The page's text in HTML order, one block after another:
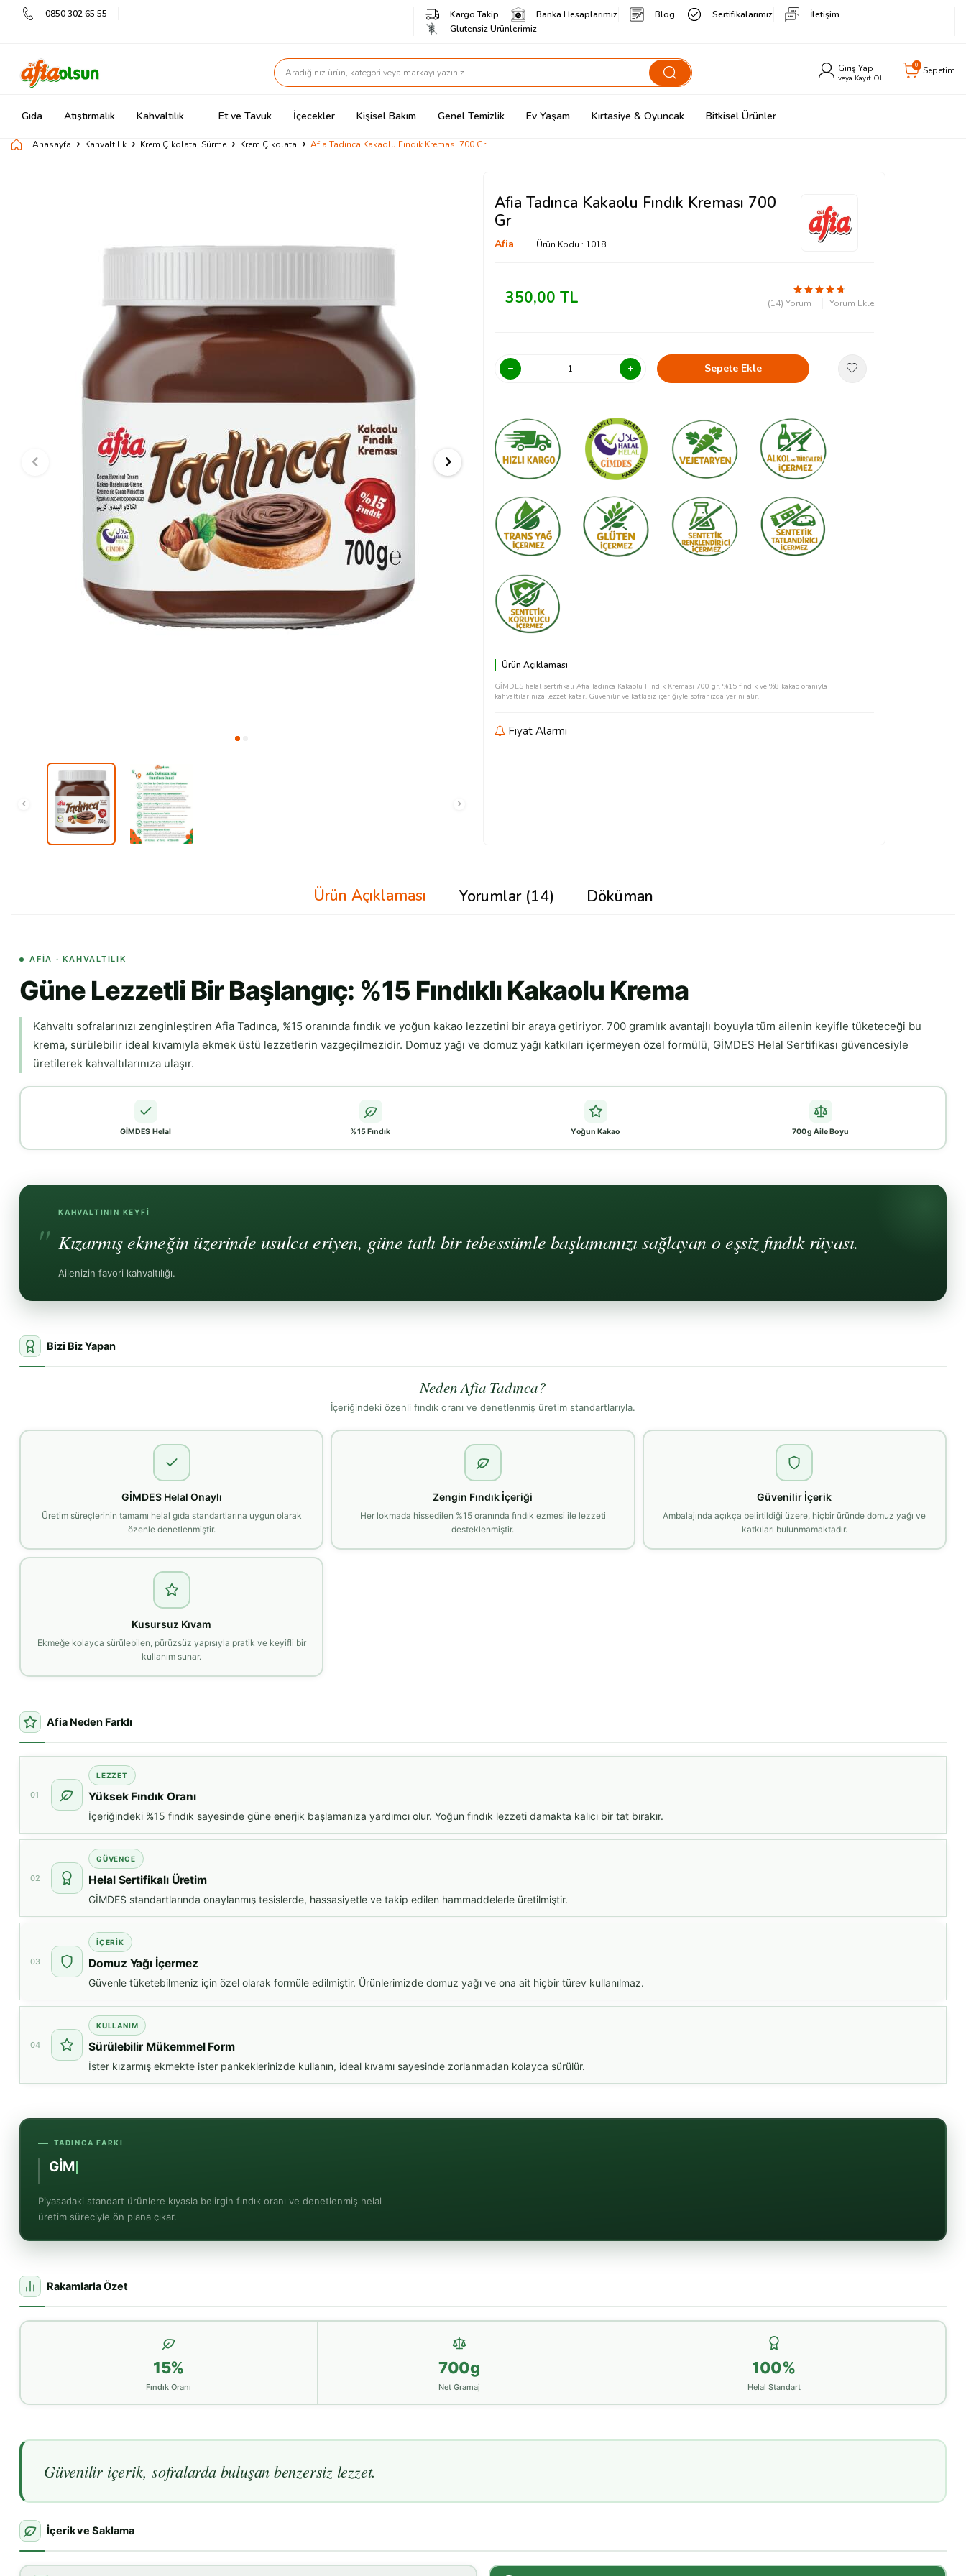
0850 302 65 55 Kargo Takip Banka Hesaplarımız Blog Sertifikalarımız
İletişim
Glutensiz Ürünlerimiz
Giriş Yap
veya Kayıt Ol
0 Sepetim
Gıda Atıştırmalık Kahvaltılık Et ve Tavuk İçecekler Kişisel Bakım Genel Temizlik Ev Yaşam Kırtasiye & Oyuncak Bitkisel Ürünler
Anasayfa Kahvaltılık Krem Çikolata, Sürme Krem Çikolata Afia Tadınca Kakaolu Fındık Kreması 700 Gr
Afia Tadınca Kakaolu Fındık Kreması 700
Gr
Afia Ürün Kodu : 1018
350,00 TL (14) Yorum Yorum Ekle
Sepete Ekle
Ürün Açıklaması
GİMDES helal sertifikalı Afia Tadınca Kakaolu Fındık Kreması 700 gr, %15 fındık ve %8 kakao oranıyla
kahvaltılarınıza lezzet katar. Güvenilir ve katkısız içeriğiyle sofranızda yerini alır.
Fiyat Alarmı
Ürün Açıklaması Yorumlar (14) Döküman
AFIA · KAHVALTILIK
Güne Lezzetli Bir Başlangıç: %15 Fındıklı Kakaolu Krema
Kahvaltı sofralarınızı zenginleştiren Afia Tadınca, %15 oranında fındık ve yoğun kakao lezzetini bir araya getiriyor. 700 gramlık avantajlı boyuyla tüm ailenin keyifle tüketeceği bu
krema, sürülebilir ideal kıvamıyla ekmek üstü lezzetlerin vazgeçilmezidir. Domuz yağı ve domuz yağı katkıları içermeyen özel formülü, GİMDES Helal Sertifikası güvencesiyle
üretilerek kahvaltılarınıza ulaşır.
GİMDES Helal %15 Fındık Yoğun Kakao 700g Aile Boyu
KAHVALTININ KEYFI
Kızarmış ekmeğin üzerinde usulca eriyen, güne tatlı bir tebessümle başlamanızı sağlayan o eşsiz fındık rüyası.
Ailenizin favori kahvaltılığı.
Bizi Biz Yapan
Neden Afia Tadınca?
İçeriğindeki özenli fındık oranı ve denetlenmiş üretim standartlarıyla.
GİMDES Helal Onaylı
Üretim süreçlerinin tamamı helal gıda standartlarına uygun olarak
özenle denetlenmiştir.
Zengin Fındık İçeriği
Her lokmada hissedilen %15 oranında fındık ezmesi ile lezzeti
desteklenmiştir.
Güvenilir İçerik
Ambalajında açıkça belirtildiği üzere, hiçbir üründe domuz yağı ve
katkıları bulunmamaktadır.
Kusursuz Kıvam
Ekmeğe kolayca sürülebilen, pürüzsüz yapısıyla pratik ve keyifli bir
kullanım sunar.
Afia Neden Farklı
01
LEZZET
Yüksek Fındık Oranı
İçeriğindeki %15 fındık sayesinde güne enerjik başlamanıza yardımcı olur. Yoğun fındık lezzeti damakta kalıcı bir tat bırakır.
02
GÜVENCE
Helal Sertifikalı Üretim
GİMDES standartlarında onaylanmış tesislerde, hassasiyetle ve takip edilen hammaddelerle üretilmiştir.
03
İÇERIK
Domuz Yağı İçermez
Güvenle tüketebilmeniz için özel olarak formüle edilmiştir. Ürünlerimizde domuz yağı ve ona ait hiçbir türev kullanılmaz.
04
KULLANIM
Sürülebilir Mükemmel Form
İster kızarmış ekmekte ister pankeklerinizde kullanın, ideal kıvamı sayesinde zorlanmadan kolayca sürülür.
TADINCA FARKI
GİMDES Helal
Piyasadaki standart ürünlere kıyasla belirgin fındık oranı ve denetlenmiş helal
üretim süreciyle ön plana çıkar.
Rakamlarla Özet
15%
Fındık Oranı
700g
Net Gramaj
100%
Helal Standart
Güvenilir içerik, sofralarda buluşan benzersiz lezzet.
İçerik ve Saklama